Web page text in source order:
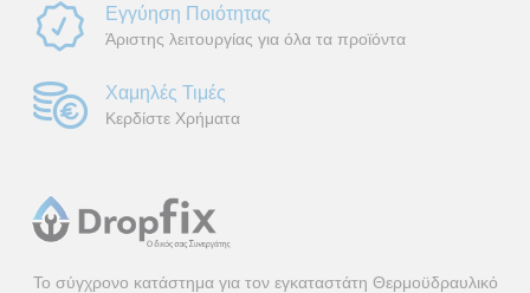
Εγγύηση Ποιότητας
Άριστης λειτουργίας για όλα τα προϊόντα
Χαμηλές Τιμές
Κερδίστε Χρήματα
Το σύγχρονο κατάστημα για τον εγκαταστάτη Θερμοϋδραυλικό